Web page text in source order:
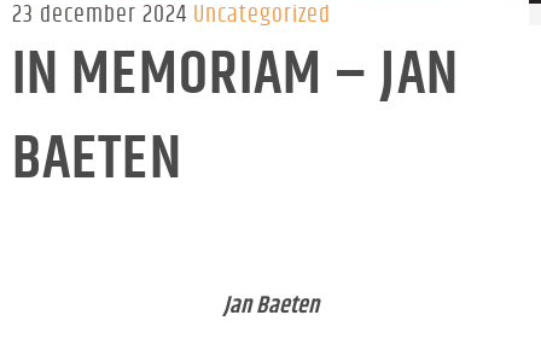
23 december 2024 Uncategorized
IN MEMORIAM – JAN
BAETEN
Jan Baeten